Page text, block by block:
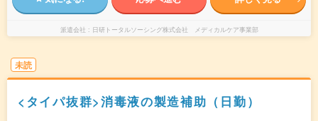
派遣会社 日研トータルソーシング株式会社 メディカルケア事業部
未読
<タイパ抜群>消毒液の製造補助（日勤）